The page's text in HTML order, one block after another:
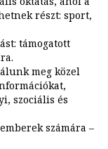
részt: sport,
támogatott
meg közel
szociális és
számára –